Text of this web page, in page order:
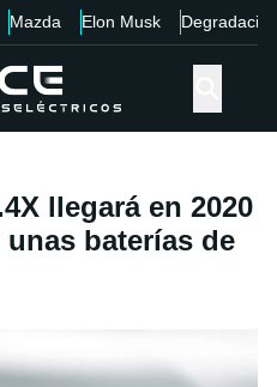
Mazda Elon Musk Degradación
llegará en 2020
baterías de